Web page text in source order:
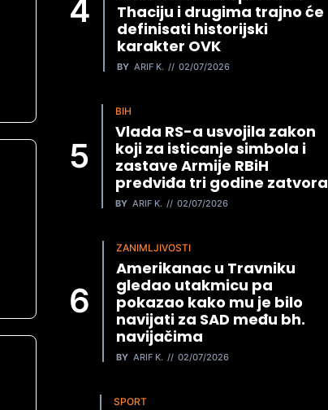
Thaciju i drugima trajno će
definisati historijski
karakter OVK
BY ARIF K. 02/07/2026
BIH
Vlada RS-a usvojila zakon
koji za isticanje simbola i
zastave Armije RBiH
predviđa tri godine zatvora
BY ARIF K. 02/07/2026
ZANIMLJIVOSTI
Amerikanac u Travniku
gledao utakmicu pa
pokazao kako mu je bilo
navijati za SAD među bh.
navijačima
BY ARIF K. 02/07/2026
SPORT